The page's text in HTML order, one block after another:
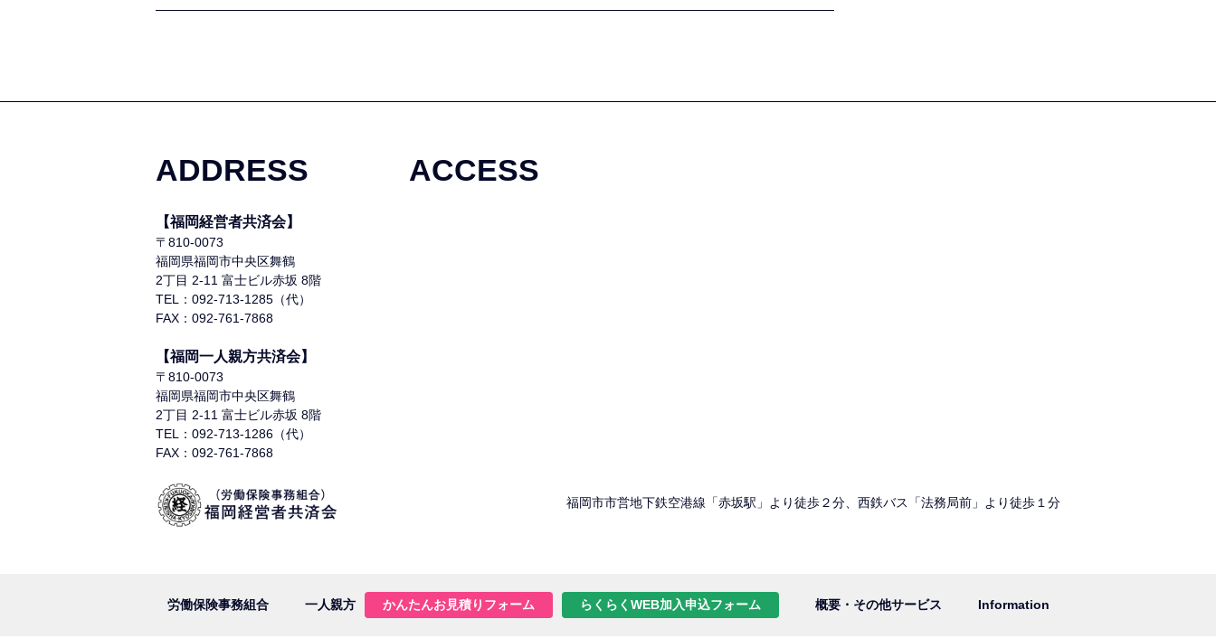
ADDRESS
【福岡経営者共済会】
〒810-0073
福岡県福岡市中央区舞鶴
2丁目 2-11 富士ビル赤坂 8階
TEL：092-713-1285（代）
FAX：092-761-7868
【福岡一人親方共済会】
〒810-0073
福岡県福岡市中央区舞鶴
2丁目 2-11 富士ビル赤坂 8階
TEL：092-713-1286（代）
FAX：092-761-7868
ACCESS
福岡市市営地下鉄空港線「赤坂駅」より徒歩２分、西鉄バス「法務局前」より徒歩１分
労働保険事務組合 一人親方 かんたんお見積りフォーム らくらくWEB加入申込フォーム 概要・その他サービス Information